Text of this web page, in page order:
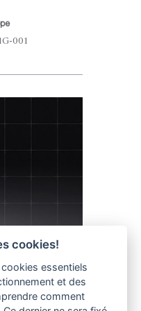
001
cookies!
essentiels
et des
comment